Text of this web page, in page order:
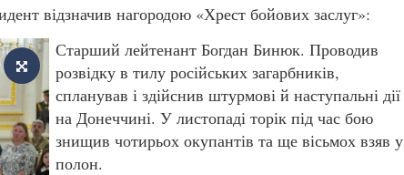
відзначив нагородою «Хрест бойових заслуг»:
Старший лейтенант Богдан Бинюк. Проводив
розвідку в тилу російських загарбників,
спланував і здійснив штурмові й наступальні дії
на Донеччині. У листопаді торік під час бою
знищив чотирьох окупантів та ще вісьмох взяв у
полон.